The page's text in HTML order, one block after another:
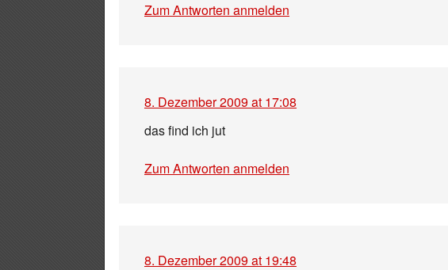
Zum Antworten anmelden
8. Dezember 2009 at 17:08
das find ich jut
Zum Antworten anmelden
8. Dezember 2009 at 19:48